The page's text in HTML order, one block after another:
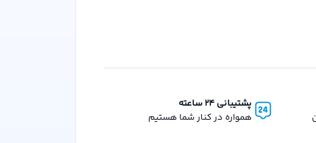
بعدی از آن استفاده کنید.
برای همه فروشندگان و خریداران ایجاد کند. این
پشتیبانی 24 ساعته
همواره در کنار شما هستیم